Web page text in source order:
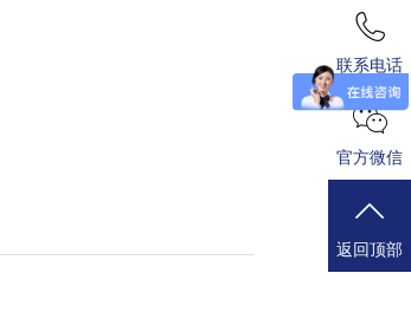
联系电话
官方微信
返回顶部